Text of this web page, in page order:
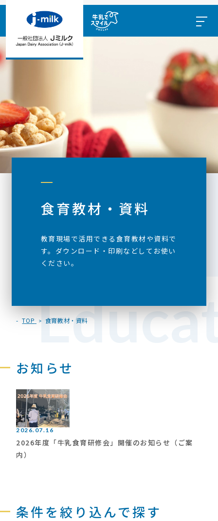
食育教材・資料
教育現場で活用できる食育教材や資料で
す。ダウンロード・印刷などしてお使い
ください。
TOP 食育教材・資料
お知らせ
2026.07.16
2026年度「牛乳食育研修会」開催のお知らせ（ご案
内）
条件を絞り込んで探す